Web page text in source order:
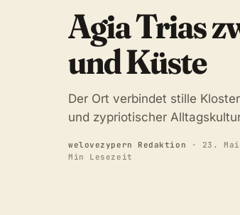
Agia Trias
und Küste
Der Ort verbindet stille
und zypriotischer
welovezypern Redaktion · 23.
Min Lesezeit